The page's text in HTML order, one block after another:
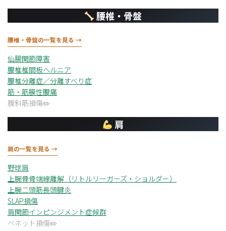
腰椎・骨盤
腰椎・骨盤の一覧を見る →
仙腸関節障害
腰椎椎間板ヘルニア
腰椎分離症／分離すべり症
筋・筋膜性腰痛
腹斜筋損傷
肩
肩の一覧を見る →
野球肩
上腕骨骨端線離解（リトルリーガーズ・ショルダー）
上腕二頭筋長頭腱炎
SLAP損傷
肩関節インピンジメント症候群
ベネット損傷